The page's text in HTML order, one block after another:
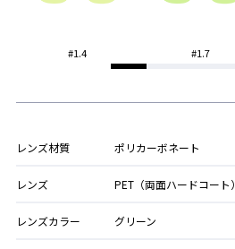
#1.4 #1.7
レンズ材質 ポリカーボネート
レンズ PET（両面ハードコート）
レンズカラー グリーン